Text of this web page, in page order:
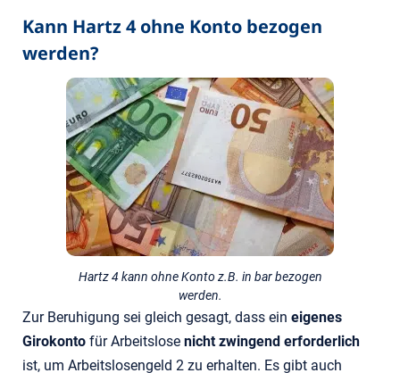
Kann Hartz 4 ohne Konto bezogen
werden?
Hartz 4 kann ohne Konto z.B. in bar bezogen
werden.
Zur Beruhigung sei gleich gesagt, dass ein eigenes
Girokonto für Arbeitslose nicht zwingend erforderlich
ist, um Arbeitslosengeld 2 zu erhalten. Es gibt auch